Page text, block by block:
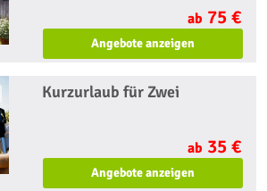
ab 75 €
Angebote anzeigen
Kurzurlaub für Zwei
ab 35 €
Angebote anzeigen